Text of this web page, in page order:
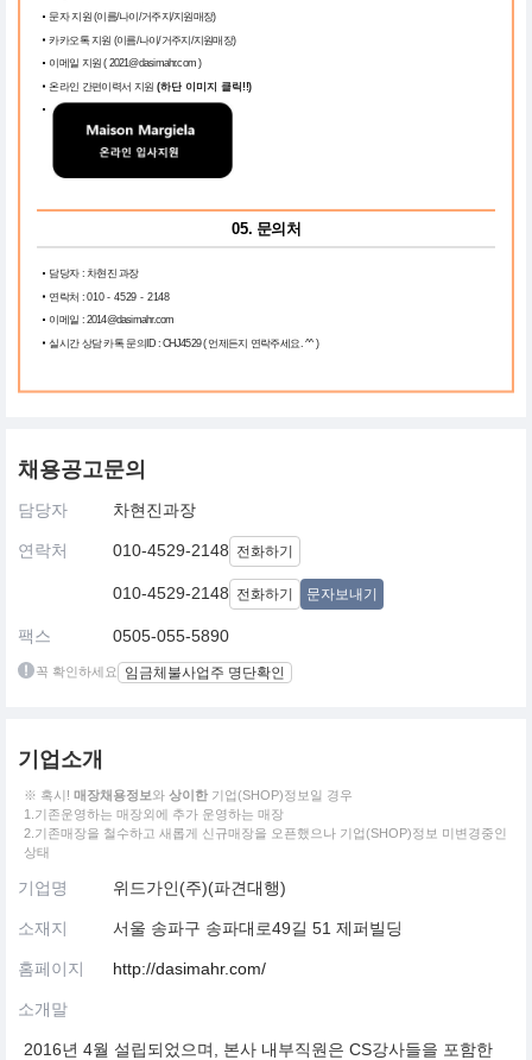
문자 지원 (이름/나이/거주지/지원매장)
카카오톡 지원 (이름/나이/거주지/지원매장)
이메일 지원 ( 2021@dasimahr.com )
온라인 간편이력서 지원 (하단 이미지 클릭!!)
05. 문의처
담당자 : 차현진 과장
연락처 : 010 - 4529 - 2148
이메일 : 2014@dasimahr.com
실시간 상담 카톡 문의ID : CHJ4529 ( 언제든지 연락주세요. ^^ )
채용공고문의
담당자 차현진과장
연락처 010-4529-2148 전화하기
010-4529-2148 전화하기 문자보내기
팩스 0505-055-5890
꼭 확인하세요 임금체불사업주 명단확인
기업소개
※ 혹시! 매장채용정보와 상이한 기업(SHOP)정보일 경우
1.기존운영하는 매장외에 추가 운영하는 매장
2.기존매장을 철수하고 새롭게 신규매장을 오픈했으나 기업(SHOP)정보 미변경중인
상태
기업명 위드가인(주)(파견대행)
소재지 서울 송파구 송파대로49길 51 제퍼빌딩
홈페이지 http://dasimahr.com/
소개말
2016년 4월 설립되었으며, 본사 내부직원은 CS강사들을 포함한